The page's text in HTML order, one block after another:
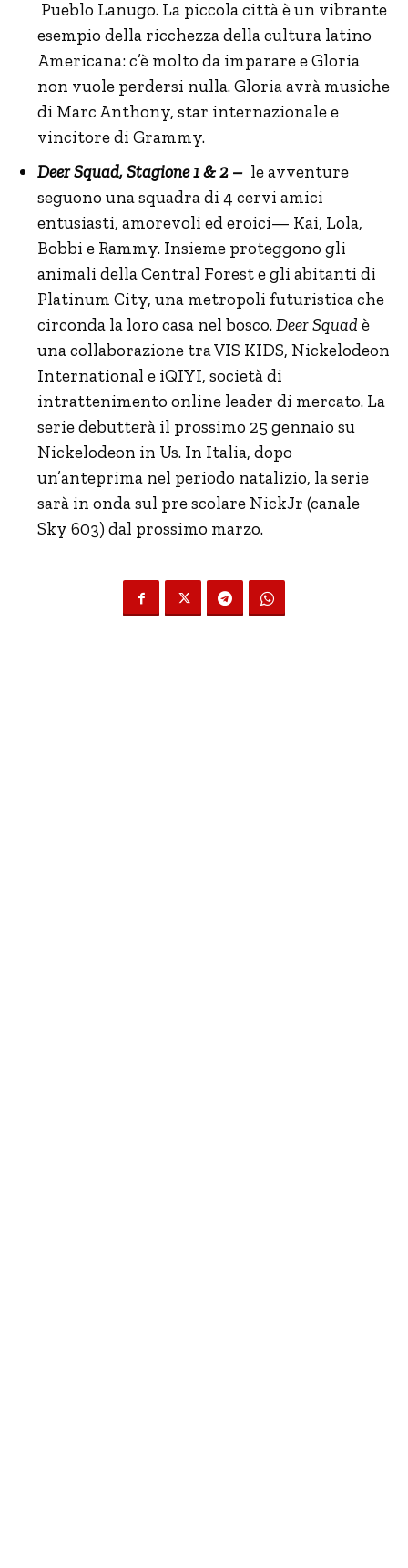
Pueblo Lanugo. La piccola città è un vibrante
esempio della ricchezza della cultura latino
Americana: c’è molto da imparare e Gloria
non vuole perdersi nulla. Gloria avrà musiche
di Marc Anthony, star internazionale e
vincitore di Grammy.
Deer Squad, Stagione 1 & 2 – le avventure
seguono una squadra di 4 cervi amici
entusiasti, amorevoli ed eroici— Kai, Lola,
Bobbi e Rammy. Insieme proteggono gli
animali della Central Forest e gli abitanti di
Platinum City, una metropoli futuristica che
circonda la loro casa nel bosco.Deer Squad è
una collaborazione tra VIS KIDS, Nickelodeon
International e iQIYI, società di
intrattenimento online leader di mercato. La
serie debutterà il prossimo 25 gennaio su
Nickelodeon in Us. In Italia, dopo
un’anteprima nel periodo natalizio, la serie
sarà in onda sul pre scolare NickJr (canale
Sky 603) dal prossimo marzo.